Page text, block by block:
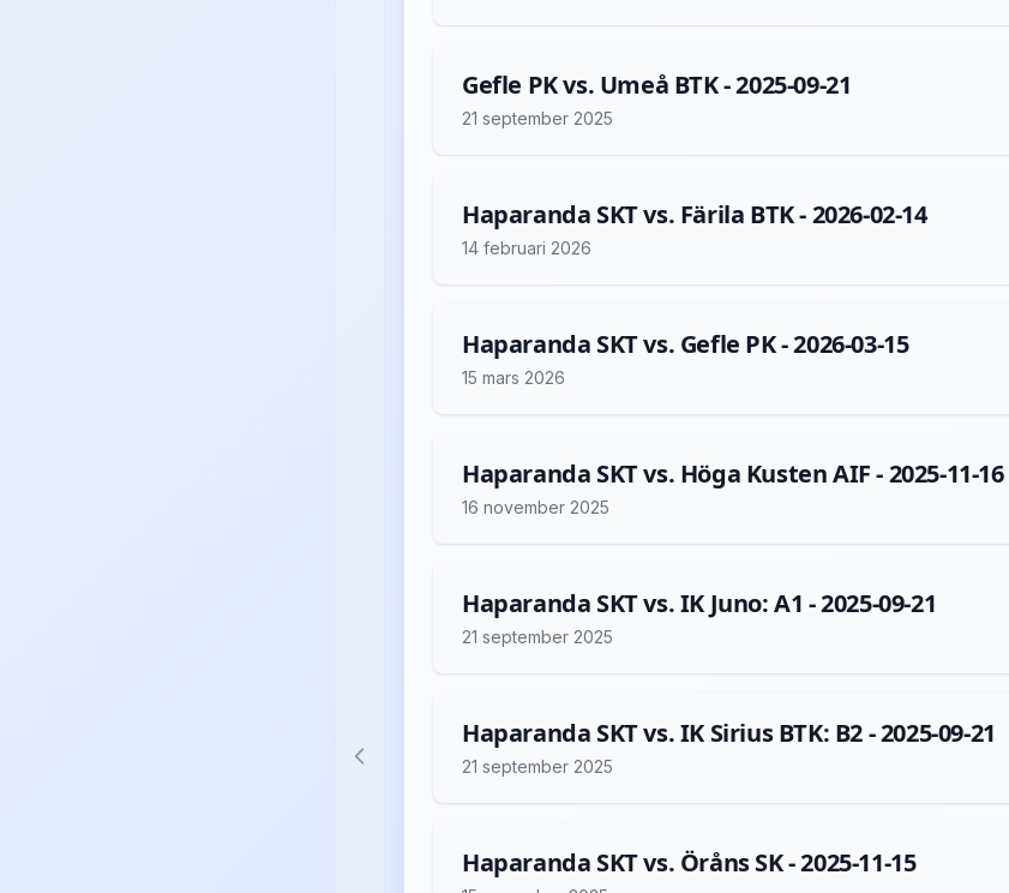
Gefle PK vs. Umeå BTK - 2025-09-21
21 september 2025
Haparanda SKT vs. Färila BTK - 2026-02-14
14 februari 2026
Haparanda SKT vs. Gefle PK - 2026-03-15
15 mars 2026
Haparanda SKT vs. Höga Kusten AIF - 2025-11-16
16 november 2025
Haparanda SKT vs. IK Juno: A1 - 2025-09-21
21 september 2025
Haparanda SKT vs. IK Sirius BTK: B2 - 2025-09-21
21 september 2025
Haparanda SKT vs. Öråns SK - 2025-11-15